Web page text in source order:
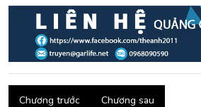
Chương trước Chương sau